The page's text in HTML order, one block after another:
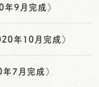
9月完成）
年10月完成）
7月完成）